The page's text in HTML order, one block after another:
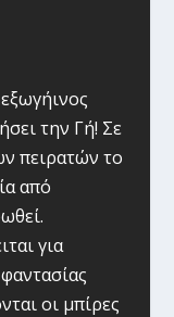
την Γή! Σε
πειρατών το
από
για
οι μπίρες